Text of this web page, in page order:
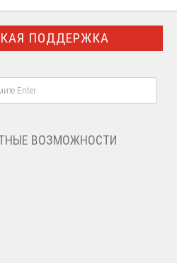
ПОДДЕРЖКА
ВОЗМОЖНОСТИ